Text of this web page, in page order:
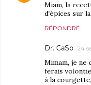
Miam, la
d'épices sur
RÉPONDRE
Dr. CaSo 24
Mimam, je ne
ferais
à la